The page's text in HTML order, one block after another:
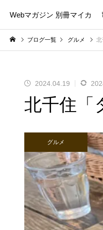
Webマガジン 別冊マイカ
ブログ一覧 グルメ
2024.04.19
北千住「
グルメ